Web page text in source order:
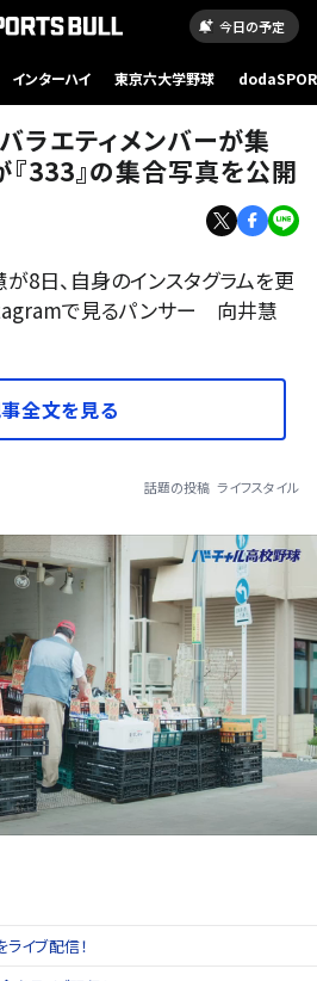
今日の予定
インターハイ 東京六大学野球
ラエティメンバーが集
『333』の集合写真を公開
8日、自身のインスタグラムを更
で見るパンサー 向井慧
全文を見る
話題の投稿 ライフスタイル
イブ配信！